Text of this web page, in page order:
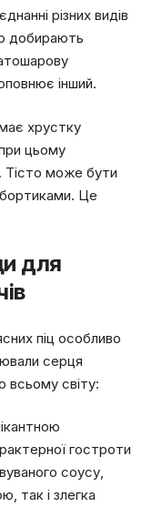
різних видів
добирають
інший.
хрустку
цьому
Тісто може бути
Це
для
піц особливо
серця
всьому світу:
гостроти
соусу,
так і злегка